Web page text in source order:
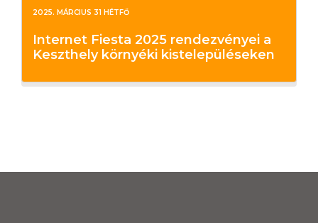
2025. MÁRCIUS 31 HÉTFŐ
Internet Fiesta 2025 rendezvényei a
Keszthely környéki kistelepüléseken